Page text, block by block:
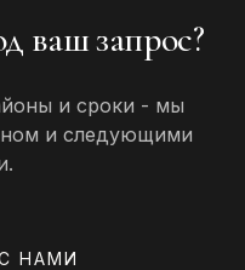
ваш запрос?
и сроки - мы
и следующими
НАМИ